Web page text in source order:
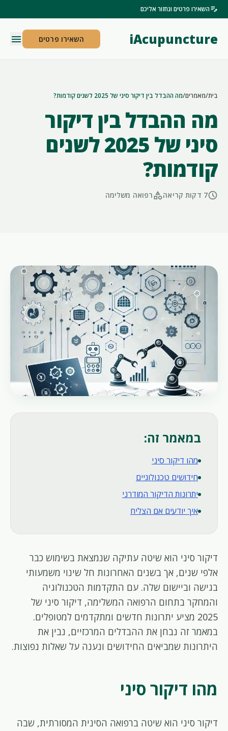
edit_noteהשאירו פרטים ונחזור אליכם
iAcupuncture השאירו פרטים menu
בית/מאמרים/מה ההבדל בין דיקור סיני של 2025 לשנים קודמות?
מה ההבדל בין דיקור
סיני של 2025 לשנים
קודמות?
schedule7 דקות קריאה categoryרפואה משלימה
במאמר זה:
מהו דיקור סיני
חידושים טכנולוגיים
יתרונות הדיקור המודרני
איך יודעים אם הצליח
דיקור סיני הוא שיטה עתיקה שנמצאת בשימוש כבר
אלפי שנים, אך בשנים האחרונות חל שינוי משמעותי
בגישה וביישום שלה. עם התקדמות הטכנולוגיה
והמחקר בתחום הרפואה המשלימה, דיקור סיני של
2025 מציע יתרונות חדשים ומתקדמים למטופלים.
במאמר זה נבחן את ההבדלים המרכזיים, נבין את
היתרונות שמביאים החידושים ונענה על שאלות נפוצות.
מהו דיקור סיני
דיקור סיני הוא שיטה ברפואה הסינית המסורתית, שבה